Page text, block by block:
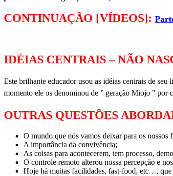
CONTINUAÇÃO [VÍDEOS]:
IDÉIAS CENTRAIS – NÃO
Este brilhante educador usou as idéias centrais de
momento ele os denominou de ” geração Miojo ”
OUTRAS QUESTÕES
O mundo que nós vamos deixar para os
A importância da convivência;
As coisas para acontecerem, tem processo,
O controle remoto alterou nossa percepção e
Hoje há muitas facilidades, fast-food, etc…, que